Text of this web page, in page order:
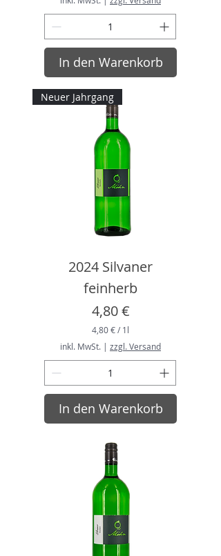
,
0
0
€
p
1
L
i
t
e
In den Warenkorb
Neuer Jahrgang
2024 Silvaner
feinherb
Preis
4,80 €
4,80 €/ 1l
,
8
0
€
p
1
L
i
t
e
r
inkl. MwSt. | zzgl. Versand
In den Warenkorb